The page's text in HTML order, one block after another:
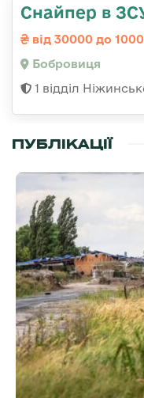
Снайпер в
від 30000 до
Бобровиця
1 відділ
ПУБЛІКАЦІЇ